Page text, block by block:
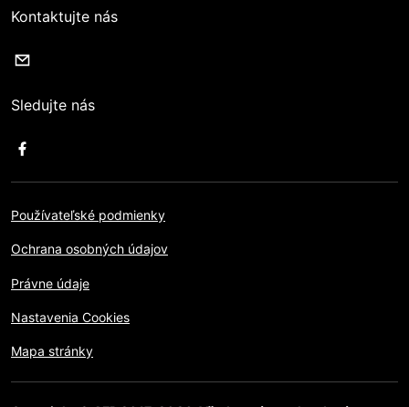
Kontaktujte nás
Sledujte nás
Používateľské podmienky
Ochrana osobných údajov
Právne údaje
Nastavenia Cookies
Mapa stránky